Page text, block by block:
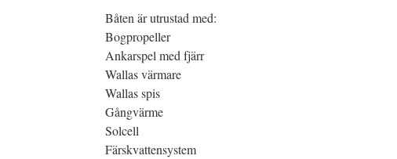
Båten är utrustad med:
Bogpropeller
Ankarspel med fjärr
Wallas värmare
Wallas spis
Gångvärme
Solcell
Färskvattensystem